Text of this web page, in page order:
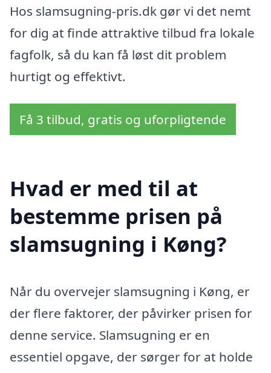
Hos slamsugning-pris.dk gør vi det nemt
for dig at finde attraktive tilbud fra lokale
fagfolk, så du kan få løst dit problem
hurtigt og effektivt.
Få 3 tilbud, gratis og uforpligtende
Hvad er med til at
bestemme prisen på
slamsugning i Køng?
Når du overvejer slamsugning i Køng, er
der flere faktorer, der påvirker prisen for
denne service. Slamsugning er en
essentiel opgave, der sørger for at holde